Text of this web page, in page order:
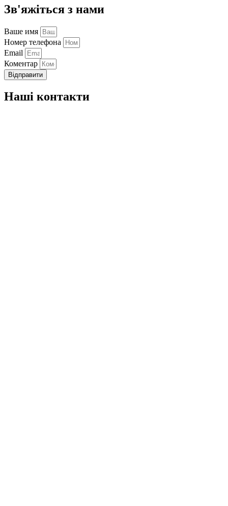
Зв'яжіться з нами
Ваше имя
Номер телефона
Email
Коментар
Відправити
Наші контакти